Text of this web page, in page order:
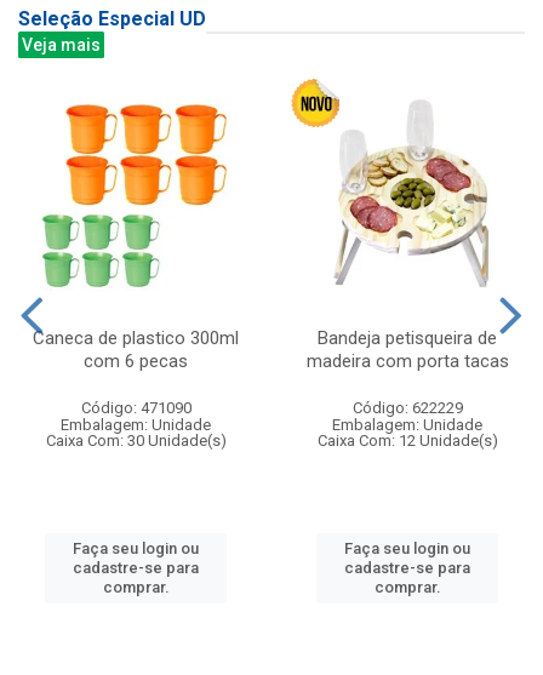
Seleção Especial UD
Veja mais
Caneca de plastico 300ml
com 6 pecas
Código: 471090
Embalagem: Unidade
Caixa Com: 30 Unidade(s)
Faça seu login ou
cadastre-se para
comprar.
Bandeja petisqueira de
madeira com porta tacas
Código: 622229
Embalagem: Unidade
Caixa Com: 12 Unidade(s)
Faça seu login ou
cadastre-se para
comprar.